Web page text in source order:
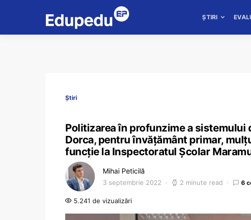
ȘTIRI
Știri
Politizarea în profunzime a sistemului
Dorca, pentru învățământ primar,
funcție la Inspectoratul Școlar
Mihai Peticilă
3 septembrie 2022 2 minute read 6
5.241 de vizualizări